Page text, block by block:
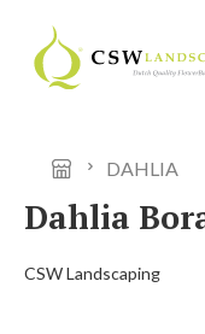
Ga naar de hoofdinhoud
DAHLIA
Dahlia
CSW Landscaping